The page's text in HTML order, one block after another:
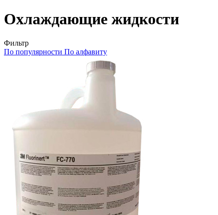
Охлаждающие жидкости
Фильтр
По популярности По алфавиту